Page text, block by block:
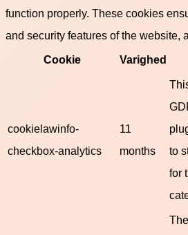
function properly. These cookies
and security features of the website,
Cookie
Varighed
cookielawinfo-
checkbox-analytics
11
months
to
for